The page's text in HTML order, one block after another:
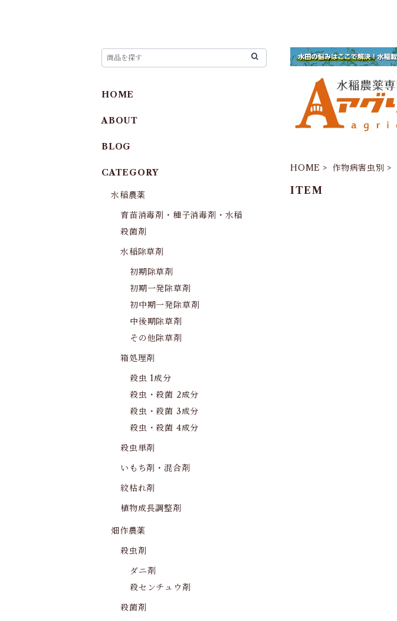
HOME 作物病害虫別
ITEM
HOME
ABOUT
BLOG
CATEGORY
水稲農薬
育苗消毒剤・種子消毒剤・水稲
殺菌剤
水稲除草剤
初期除草剤
初期一発除草剤
初中期一発除草剤
中後期除草剤
その他除草剤
箱処理剤
殺虫 1成分
殺虫・殺菌 2成分
殺虫・殺菌 3成分
殺虫・殺菌 4成分
殺虫単剤
いもち剤・混合剤
紋枯れ剤
植物成長調整剤
畑作農薬
殺虫剤
ダニ剤
殺センチュウ剤
殺菌剤